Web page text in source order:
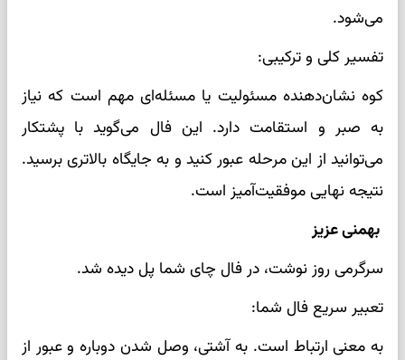
می‌شود.
تفسیر کلی و ترکیبی:
کوه نشان‌دهنده مسئولیت یا مسئله‌ای مهم است که نیاز
به صبر و استقامت دارد. این فال می‌گوید با پشتکار
می‌توانید از این مرحله عبور کنید و به جایگاه بالاتری برسید.
نتیجه نهایی موفقیت‌آمیز است.
بهمنی عزیز
سرگرمی روز نوشت، در فال چای شما پل دیده شد.
تعبیر سریع فال شما:
به معنی ارتباط است. به آشتی، وصل شدن دوباره و عبور از